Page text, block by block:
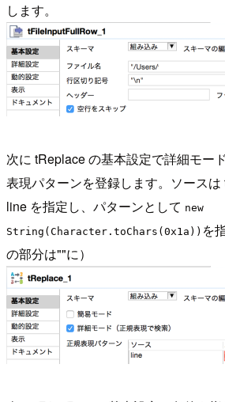
します。
次に tReplace の基本設定で詳細モー
表現パターンを登録します。ソース
line を指定し、パターンとして new
String(Character.toChars(0x1a)) を
の部分は""に）